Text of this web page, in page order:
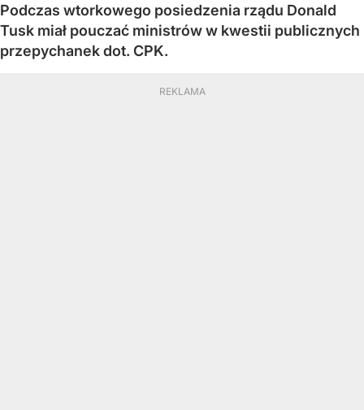
Podczas wtorkowego posiedzenia rządu Donald
Tusk miał pouczać ministrów w kwestii publicznych
przepychanek dot. CPK.